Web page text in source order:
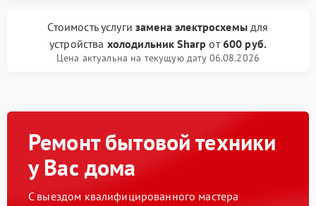
Стоимость услугизамена электросхемыдля
устройства холодильник Sharp от600 руб.
Цена актуальна на текущую дату 06.08.2026
Ремонт бытовой техники
у Вас дома
С выездом квалифицированного мастера